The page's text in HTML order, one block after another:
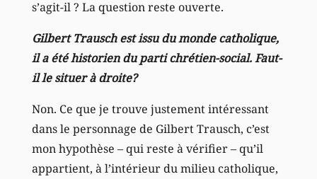
s’agit-il ? La question reste ouverte.
Gilbert Trausch est issu du monde catholique,
il a été historien du parti chrétien-social. Faut-
il le situer à droite?
Non. Ce que je trouve justement intéressant
dans le personnage de Gilbert Trausch, c’est
mon hypothèse – qui reste à vérifier – qu’il
appartient, à l’intérieur du milieu catholique,